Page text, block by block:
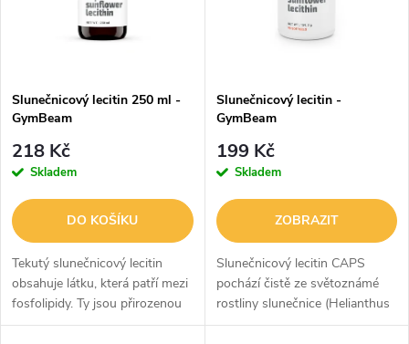
p
r
o
d
u
s
p
r
o
d
u
Slunečnicový lecitin 250 ml -
GymBeam
218 Kč
Skladem
DO KOŠÍKU
Tekutý slunečnicový lecitin
obsahuje látku, která patří mezi
fosfolipidy. Ty jsou přirozenou
součástí buněčných membrán.
Slunečnicový lecitin -
GymBeam
199 Kč
Skladem
ZOBRAZIT
Slunečnicový lecitin CAPS
pochází čistě ze světoznámé
rostliny slunečnice (Helianthus
annuus). Tato látka patří mezi